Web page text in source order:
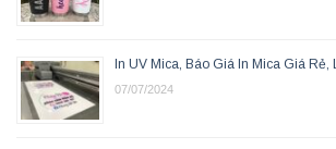
In UV Mica, Báo Giá In Mica Giá
07/07/2024